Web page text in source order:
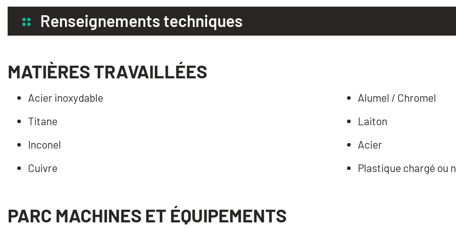
Renseignements techniques
MATIÈRES TRAVAILLÉES
Acier inoxydable
Titane
Inconel
Cuivre
Alumel / Chromel
Laiton
Acier
Plastique chargé ou
PARC MACHINES ET ÉQUIPEMENTS